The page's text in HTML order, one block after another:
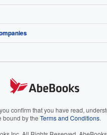
confirm that you have read,
bound by the Terms and Conditions.